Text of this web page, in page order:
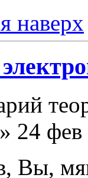
наверх
» 24
Вы,